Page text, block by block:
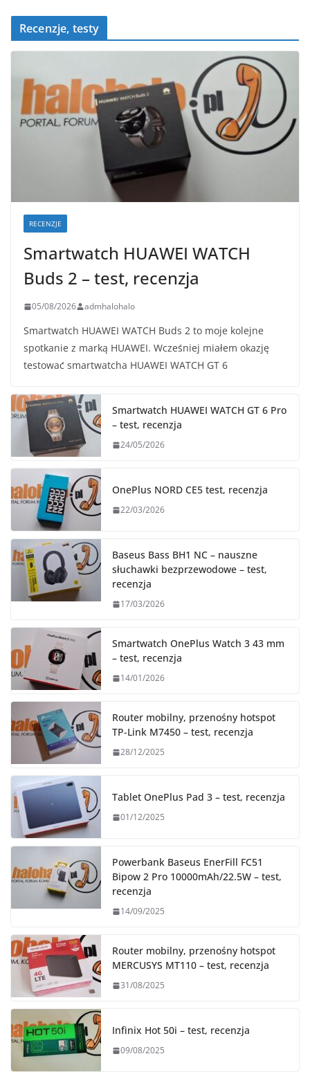
Recenzje, testy
RECENZJE
Smartwatch HUAWEI WATCH
Buds 2 – test, recenzja
05/08/2026 admhalohalo
Smartwatch HUAWEI WATCH Buds 2 to moje kolejne
spotkanie z marką HUAWEI. Wcześniej miałem okazję
testować smartwatcha HUAWEI WATCH GT 6
Smartwatch HUAWEI WATCH GT 6 Pro
– test, recenzja
24/05/2026
OnePlus NORD CE5 test, recenzja
22/03/2026
Baseus Bass BH1 NC – nauszne
słuchawki bezprzewodowe – test,
recenzja
17/03/2026
Smartwatch OnePlus Watch 3 43 mm
– test, recenzja
14/01/2026
Router mobilny, przenośny hotspot
TP-Link M7450 – test, recenzja
28/12/2025
Tablet OnePlus Pad 3 – test, recenzja
01/12/2025
Powerbank Baseus EnerFill FC51
Bipow 2 Pro 10000mAh/22.5W – test,
recenzja
14/09/2025
Router mobilny, przenośny hotspot
MERCUSYS MT110 – test, recenzja
31/08/2025
Infinix Hot 50i – test, recenzja
09/08/2025